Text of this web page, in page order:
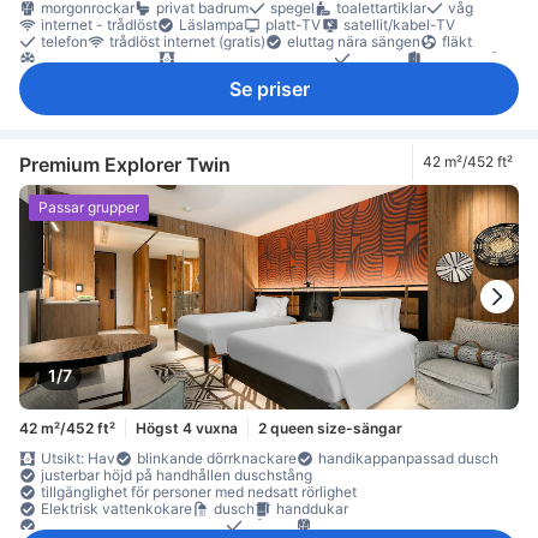
morgonrockar
privat badrum spegel toalettartiklar
våg
internet - trådlöst
Läslampa platt-TV
satellit/kabel-TV
telefon
trådlöst internet (gratis) eluttag nära sängen
fläkt
luftkonditionering
mörkläggningsgardiner paraply
privat ingång
gratis snabbkaffe
Vattenkokare
möjlighet att stryka kläder
Barnsäng (på begäran)
individuell luftkonditionering
Rökpolicy - rökfria rum tillgängliga
Säkerhets-/skyddsfunktioner
värdeskåp på rummet
Se priser
Premium Explorer Twin 42 m²/452 ft²
1/7
Passar grupper
42 m²/452 ft² Högst 4 vuxna
2 queen size-sängar
Utsikt: Hav
blinkande dörrknackare
handikappanpassad dusch
justerbar höjd på handhållen duschstång
tillgänglighet för personer med nedsatt rörlighet
Elektrisk vattenkokare
dusch
handdukar
Handikappanpassad toalett
hårtork
morgonrockar